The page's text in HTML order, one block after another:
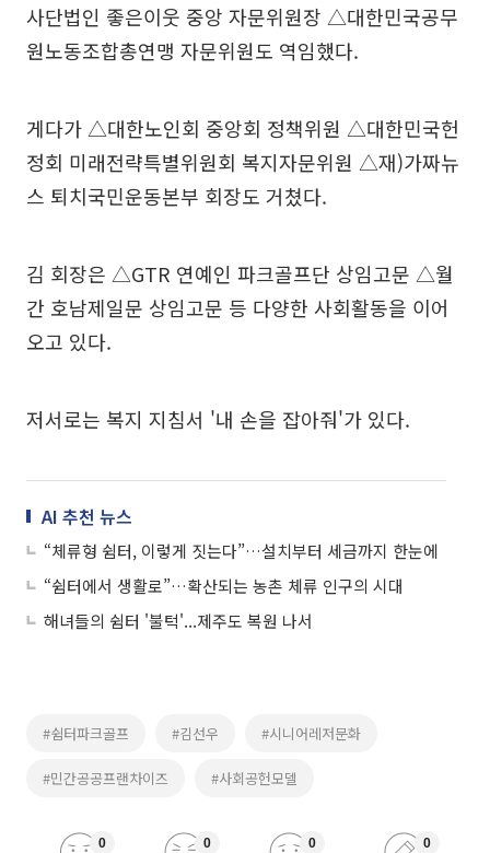
사단법인 좋은이웃 중앙 자문위원장 △대한민국공무
원노동조합총연맹 자문위원도 역임했다.
게다가 △대한노인회 중앙회 정책위원 △대한민국헌
정회 미래전략특별위원회 복지자문위원 △재)가짜뉴
스 퇴치국민운동본부 회장도 거쳤다.
김 회장은 △GTR 연예인 파크골프단 상임고문 △월
간 호남제일문 상임고문 등 다양한 사회활동을 이어
오고 있다.
저서로는 복지 지침서 '내 손을 잡아줘'가 있다.
AI 추천 뉴스
“체류형 쉼터, 이렇게 짓는다”…설치부터 세금까지 한눈에
“쉼터에서 생활로”…확산되는 농촌 체류 인구의 시대
해녀들의 쉼터 '불턱'...제주도 복원 나서
#쉼터파크골프 #김선우 #시니어레저문화
#민간공공프랜차이즈 #사회공헌모델
0 0 0 0